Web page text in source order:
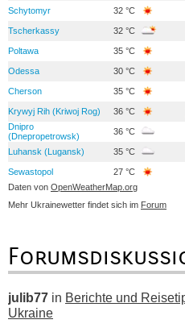
Schytomyr 32 °C
Tscherkassy 32 °C
Poltawa 35 °C
Odessa 30 °C
Cherson 35 °C
Krywyj Rih (Kriwoj Rog) 36 °C
Dnipro
(Dnepropetrowsk)
36 °C
Luhansk (Lugansk) 35 °C
Sewastopol 27 °C
Daten von OpenWeatherMap.org
Mehr Ukrainewetter findet sich im Forum
julib77 in Berichte und
Ukraine